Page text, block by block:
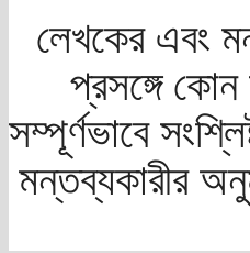
লেখকের এবং
প্রসঙ্গে
সম্পূর্ণভাবে
মন্তব্যকারীর